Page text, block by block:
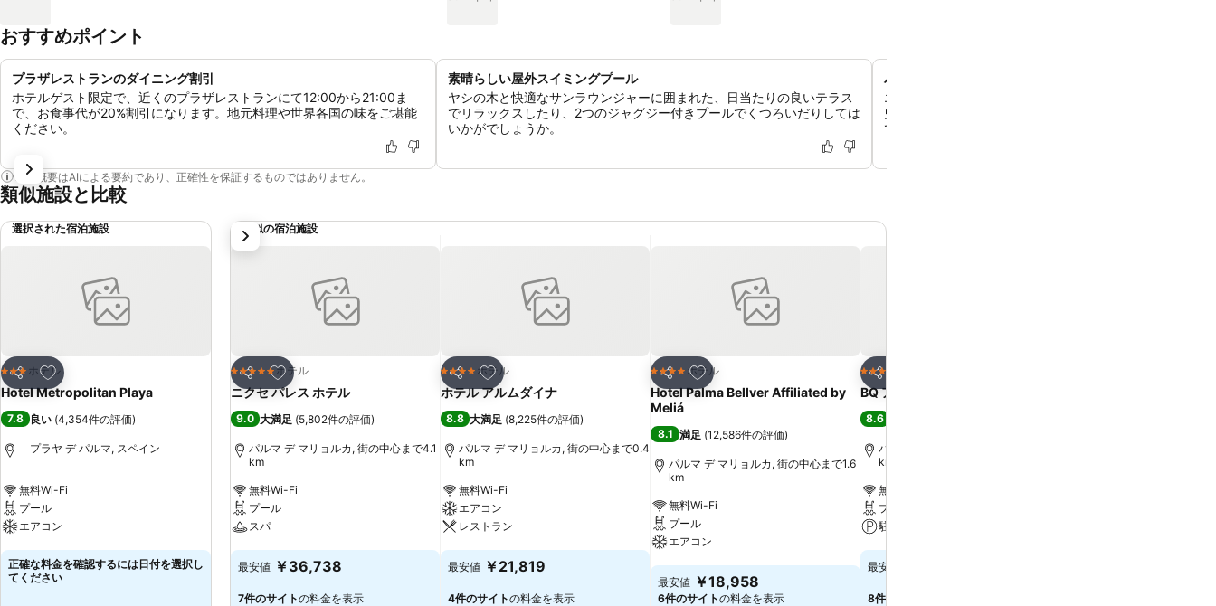
おすすめポイント
プラザレストランのダイニング割引
ホテルゲスト限定で、近くのプラザレストランにて12:00から21:00ま
で、お食事代が20%割引になります。地元料理や世界各国の味をご堪能
ください。
素晴らしい屋外スイミングプール
ヤシの木と快適なサンラウンジャーに囲まれた、日当たりの良いテラス
でリラックスしたり、2つのジャグジー付きプールでくつろいだりしては
いかがでしょうか。
パルマ市内への便利なアクセス
エントランスからわずか数メートルの場所にバス停があ
史的な中心部へ直行する路線がありますので、首都への
です。
この概要はAIによる要約であり、正確性を保証するものではありません。
類似施設と比較
選択された宿泊施設
シェア
お気に入りに追加
3 ホテルのランク
ホテル
Hotel Metropolitan Playa
7.8 良い (4,354件の評価)
プラヤ デ パルマ, スペイン
無料Wi-Fi
プール
エアコン
料金を表示
正確な料金を確認するには日付を選択し
てください
類似の宿泊施設
シェア
お気に入りに追加
5 ホテルのランク
ホテル
ニクセ パレス ホテル
9.0 大満足 (5,802件の評価)
パルマ デ マリョルカ, 街の中心まで4.1
km
無料Wi-Fi
プール
スパ
料金を表示
最安値 ￥36,738
7件のサイトの料金を表示
シェア
お気に入りに追加
4 ホテルのランク
ホテル
ホテル アルムダイナ
8.8 大満足 (8,225件の評価)
パルマ デ マリョルカ, 街の中心まで0.4
km
無料Wi-Fi
エアコン
レストラン
料金を表示
最安値 ￥21,819
4件のサイトの料金を表示
シェア
お気に入りに追加
4 ホテルのランク
ホテル
Hotel Palma Bellver Affiliated by
Meliá
8.1 満足 (12,586件の評価)
パルマ デ マリョルカ, 街の中心まで1.6
km
無料Wi-Fi
プール
エアコン
料金を表示
最安値 ￥18,958
6件のサイトの料金を表示
シェア
4 ホテルのランク
BQ アポロ ホテル
8.6
パルマ デ マリョルカ, 街の中心まで6.5
km
無料Wi-Fi
プール
駐車場
料金を表示
最安値
8件のサイト
次